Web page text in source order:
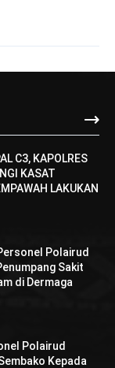
C3, KAPOLRES
KASAT
LAKUKAN
Polairud
Sakit
di Dermaga
Polairud
Kepada